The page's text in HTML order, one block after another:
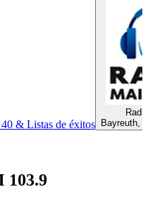
& Listas de éxitos
Bayreuth,
103.9